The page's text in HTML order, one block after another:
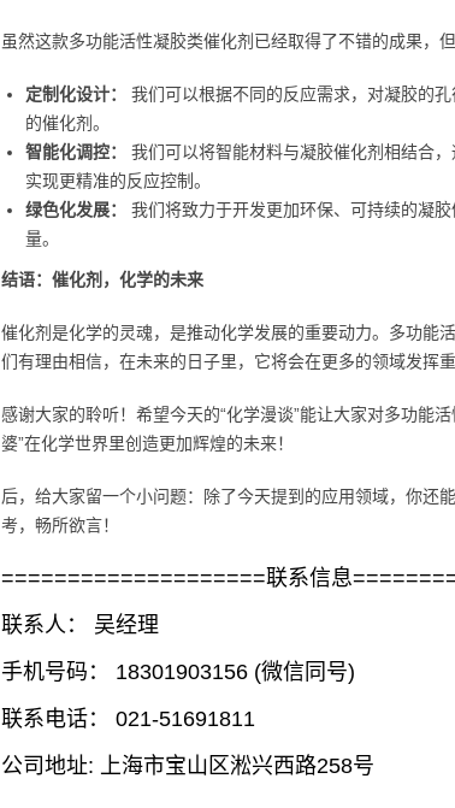
虽然这款多功能活性凝胶类催化剂已经取得了不错的成果，
定制化设计：
我们可以根据不同的反应需求，对凝胶的
的催化剂。
智能化调控：
我们可以将智能材料与凝胶催化剂相结合
实现更精准的反应控制。
绿色化发展：
我们将致力于开发更加环保、可持续的凝
量。
结语：催化剂，化学的未来
催化剂是化学的灵魂，是推动化学发展的重要动力。多功能
们有理由相信，在未来的日子里，它将会在更多的领域发挥
感谢大家的聆听！希望今天的“化学漫谈”能让大家对多功能
婆”在化学世界里创造更加辉煌的未来！
后，给大家留一个小问题：除了今天提到的应用领域，你还
考，畅所欲言！
====================联系信息
联系人： 吴经理
手机号码： 18301903156 (微信同号)
联系电话： 021-51691811
公司地址: 上海市宝山区淞兴西路258号